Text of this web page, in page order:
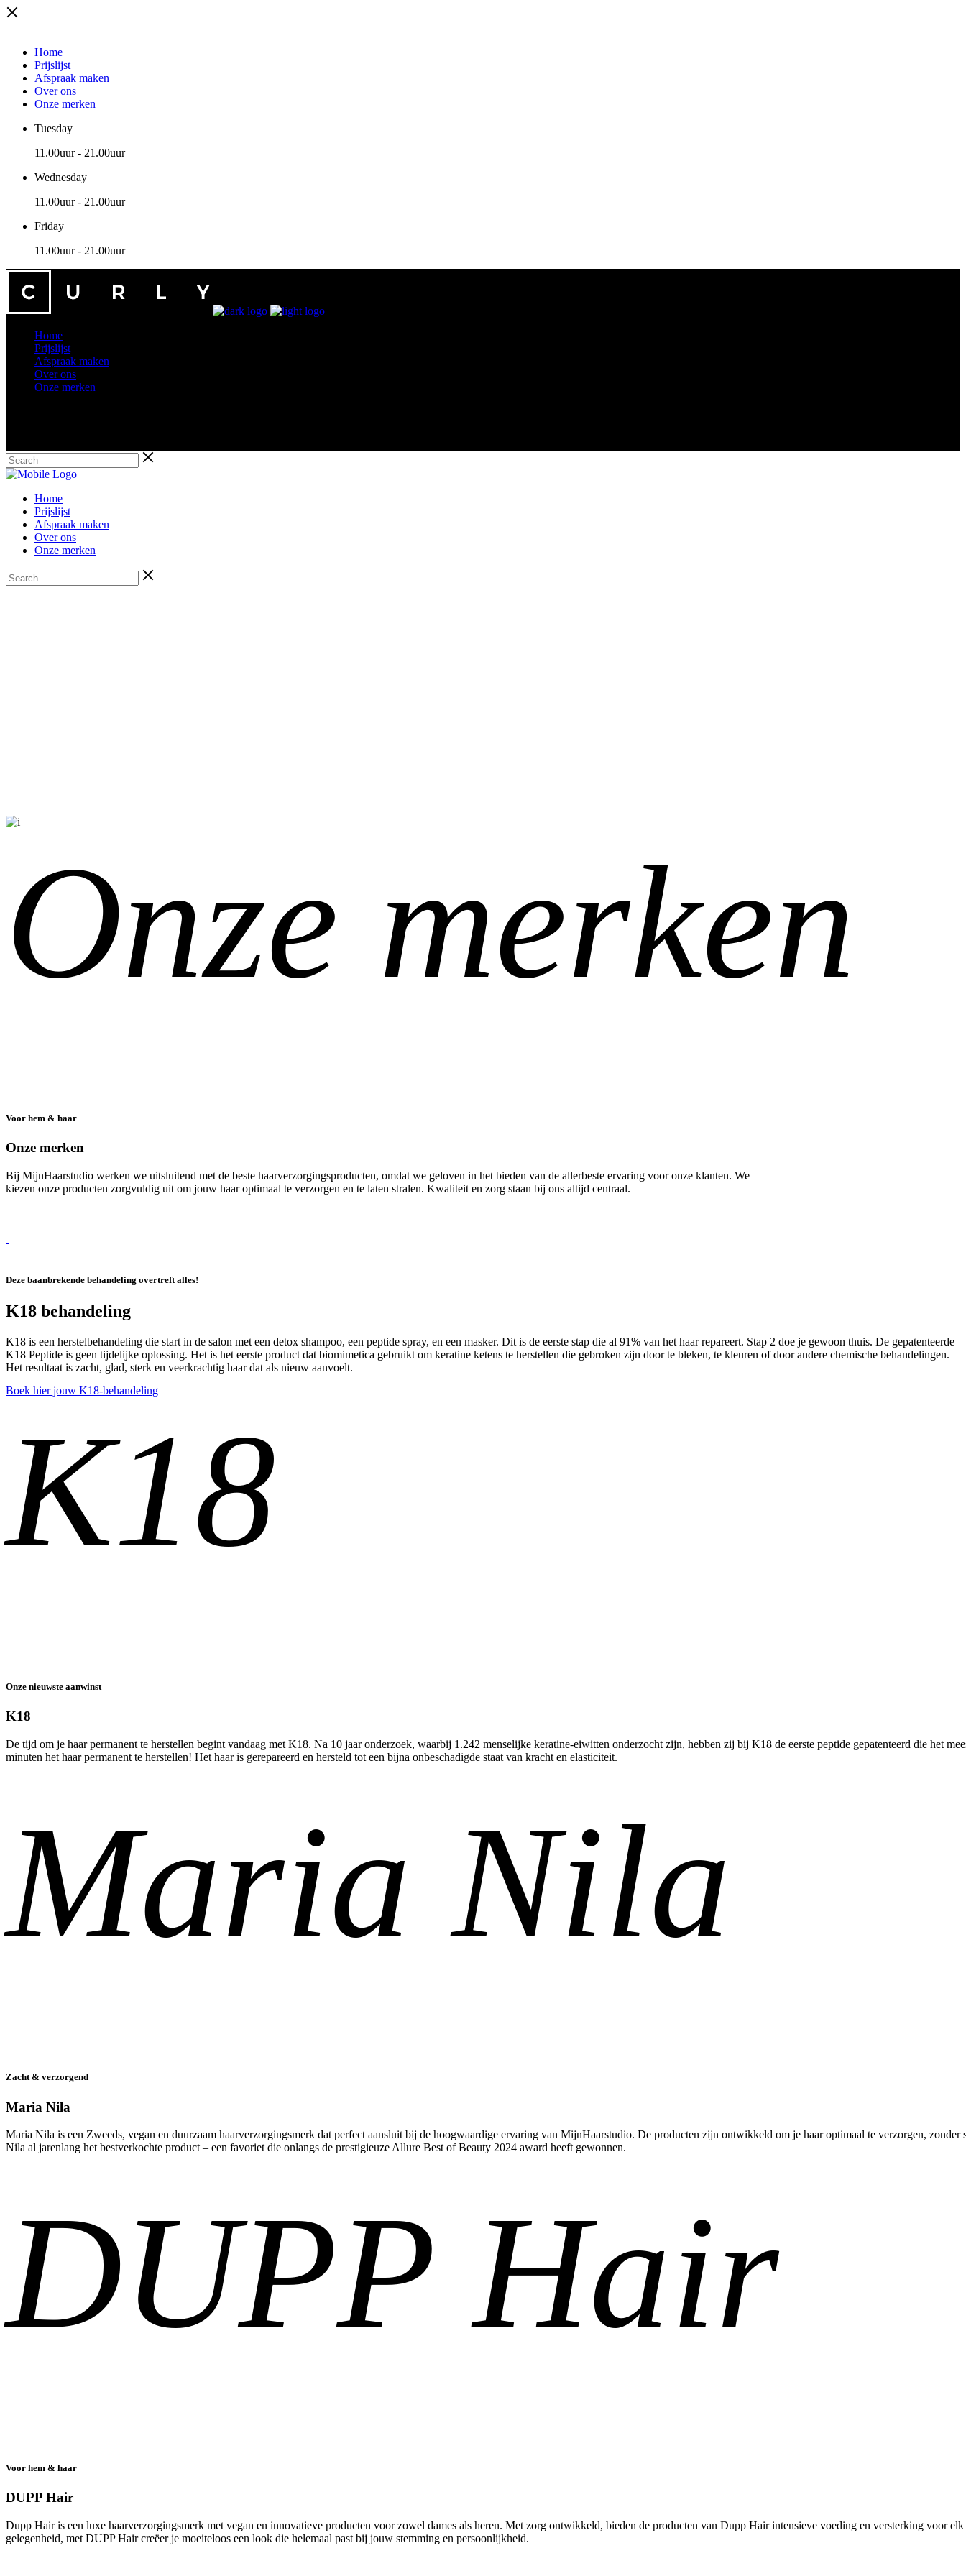
Home
Prijslijst
Afspraak maken
Over ons
Onze merken
Tuesday
11.00uur - 21.00uur
Wednesday
11.00uur - 21.00uur
Friday
11.00uur - 21.00uur
Home
Prijslijst
Afspraak maken
Over ons
Onze merken
Home
Prijslijst
Afspraak maken
Over ons
Onze merken
Onze merken
Voor hem & haar
Onze merken
Bij MijnHaarstudio werken we uitsluitend met de beste haarverzorgingsproducten, omdat we geloven in het bieden van de allerbeste ervaring voor onze klanten. We
kiezen onze producten zorgvuldig uit om jouw haar optimaal te verzorgen en te laten stralen. Kwaliteit en zorg staan bij ons altijd centraal.
Deze baanbrekende behandeling overtreft alles!
K18 behandeling
K18 is een herstelbehandeling die start in de salon met een detox shampoo, een peptide spray, en een masker. Dit is de eerste stap die al 91% van het haar repareert. Stap 2 doe je gewoon thuis. De gepatenteerde
K18 Peptide is geen tijdelijke oplossing. Het is het eerste product dat biomimetica gebruikt om keratine ketens te herstellen die gebroken zijn door te bleken, te kleuren of door andere chemische behandelingen.
Het resultaat is zacht, glad, sterk en veerkrachtig haar dat als nieuw aanvoelt.
Boek hier jouw K18-behandeling
K18
Onze nieuwste aanwinst
K18
De tijd om je haar permanent te herstellen begint vandaag met K18. Na 10 jaar onderzoek, waarbij 1.242 menselijke keratine-eiwitten onderzocht zijn, hebben zij bij K18 de eerste peptide gepatenteerd die het
minuten het haar permanent te herstellen! Het haar is gerepareerd en hersteld tot een bijna onbeschadigde staat van kracht en elasticiteit.
Maria Nila
Zacht & verzorgend
Maria Nila
Maria Nila is een Zweeds, vegan en duurzaam haarverzorgingsmerk dat perfect aansluit bij de hoogwaardige ervaring van MijnHaarstudio. De producten zijn ontwikkeld om je haar optimaal te verzorgen,
Nila al jarenlang het bestverkochte product – een favoriet die onlangs de prestigieuze Allure Best of Beauty 2024 award heeft gewonnen.
DUPP Hair
Voor hem & haar
DUPP Hair
Dupp Hair is een luxe haarverzorgingsmerk met vegan en innovatieve producten voor zowel dames als heren. Met zorg ontwikkeld, bieden de producten van Dupp Hair intensieve voeding en versterking voor
gelegenheid, met DUPP Hair creëer je moeiteloos een look die helemaal past bij jouw stemming en persoonlijkheid.